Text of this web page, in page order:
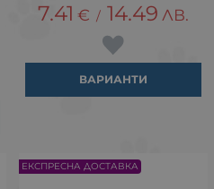
7.41 € / 14.49 ЛВ.
ВАРИАНТИ
ЕКСПРЕСНА ДОСТАВКА